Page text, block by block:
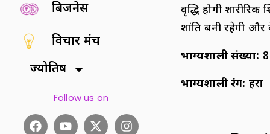
बिजनेस
विचार मंच
ज्योतिष
Follow us on
वृद्धि होगी
शांति बनी रहेगी
भाग्यशाली संख्या: 8
भाग्यशाली रंग: हरा